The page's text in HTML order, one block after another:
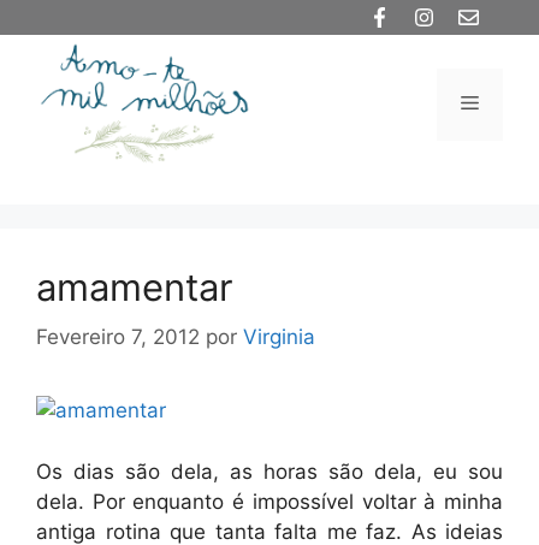
conteúdo
Menu
amamentar
Fevereiro 7, 2012 por Virginia
Os dias são dela, as horas são dela, eu sou
dela. Por enquanto é impossível voltar à minha
antiga rotina que tanta falta me faz. As ideias